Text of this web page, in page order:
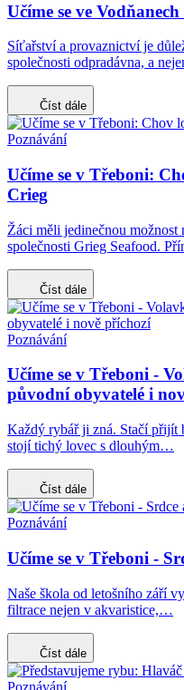
Učíme se ve
Síťařství a provaznictví je
společnosti odpradávna, a
Číst dále
Poznávání
Učíme se v Třeboni:
Crieg
Žáci měli jedinečnou
společnosti Grieg Seafood.
Číst dále
Poznávání
Učíme se v Třeboni -
původní obyvatelé i
Každý rybář ji zná. Stačí přijít
stojí tichý lovec s dlouhým…
Číst dále
Poznávání
Učíme se v Třeboni -
Naše škola od letošního září
filtrace nejen v akvaristice,…
Číst dále
Poznávání